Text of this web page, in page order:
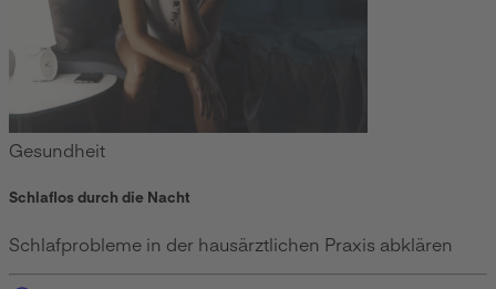
Gesundheit
Schlaflos durch die Nacht
Schlafprobleme in der hausärztlichen Praxis abklären